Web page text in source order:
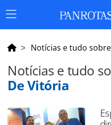
Menu
Principal
Notícias e tudo
Notícias e tudo
De Vitória